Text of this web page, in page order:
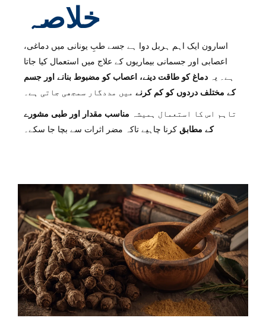
خلاصہ
اسارون ایک اہم ہربل دوا ہے جسے طبِ یونانی میں دماغی،
اعصابی اور جسمانی بیماریوں کے علاج میں استعمال کیا جاتا
ہے۔ یہ دماغ کو طاقت دینے، اعصاب کو مضبوط بنانے اور جسم
کے مختلف دردوں کو کم کرنے میں مددگار سمجھی جاتی ہے۔
تاہم اس کا استعمال ہمیشہ مناسب مقدار اور طبی مشورے
کے مطابق کرنا چاہیے تاکہ مضر اثرات سے بچا جا سکے۔